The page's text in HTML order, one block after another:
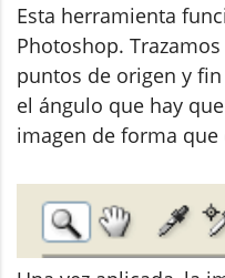
Esta herramienta
Photoshop.
puntos de origen y
el ángulo que hay
imagen de forma que